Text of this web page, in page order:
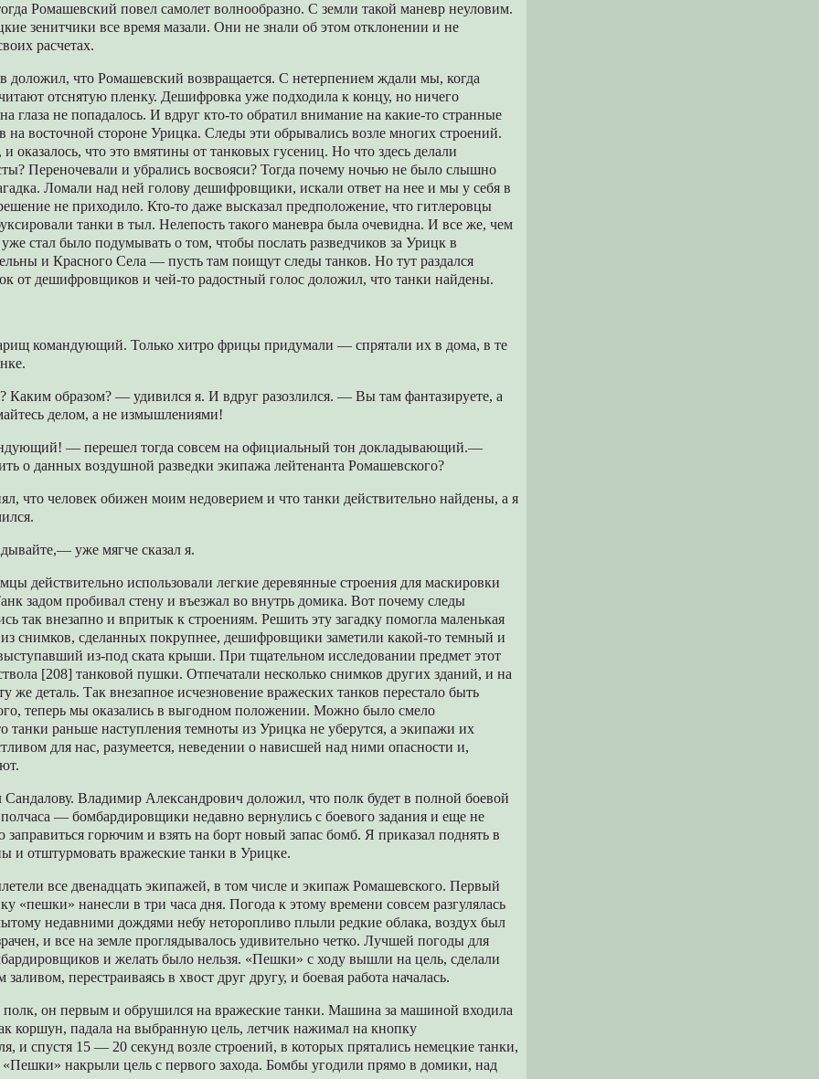
Ромашевский повел самолет волнообразно. С земли такой маневр неуловим.
зенитчики все время мазали. Они не знали об этом отклонении и не
расчетах.
доложил, что Ромашевский возвращается. С нетерпением ждали мы, когда
отснятую пленку. Дешифровка уже подходила к концу, но ничего
глаза не попадалось. И вдруг кто-то обратил внимание на какие-то странные
на восточной стороне Урицка. Следы эти обрывались возле многих строений.
и оказалось, что это вмятины от танковых гусениц. Но что здесь делали
Переночевали и убрались восвояси? Тогда почему ночью не было слышно
Ломали над ней голову дешифровщики, искали ответ на нее и мы у себя в
не приходило. Кто-то даже высказал предположение, что гитлеровцы
танки в тыл. Нелепость такого маневра была очевидна. И все же, чем
стал было подумывать о том, чтобы послать разведчиков за Урицк в
и Красного Села — пусть там поищут следы танков. Но тут раздался
от дешифровщиков и чей-то радостный голос доложил, что танки найдены.
командующий. Только хитро фрицы придумали — спрятали их в дома, в те
Каким образом? — удивился я. И вдруг разозлился. — Вы там фантазируете, а
делом, а не измышлениями!
— перешел тогда совсем на официальный тон докладывающий.—
о данных воздушной разведки экипажа лейтенанта Ромашевского?
что человек обижен моим недоверием и что танки действительно найдены, а я
уже мягче сказал я.
действительно использовали легкие деревянные строения для маскировки
задом пробивал стену и въезжал во внутрь домика. Вот почему следы
так внезапно и впритык к строениям. Решить эту загадку помогла маленькая
снимков, сделанных покрупнее, дешифровщики заметили какой-то темный и
из-под ската крыши. При тщательном исследовании предмет этот
[208] танковой пушки. Отпечатали несколько снимков других зданий, и на
же деталь. Так внезапное исчезновение вражеских танков перестало быть
теперь мы оказались в выгодном положении. Можно было смело
танки раньше наступления темноты из Урицка не уберутся, а экипажи их
для нас, разумеется, неведении о нависшей над ними опасности и,
Сандалову. Владимир Александрович доложил, что полк будет в полной боевой
полчаса — бомбардировщики недавно вернулись с боевого задания и еще не
заправиться горючим и взять на борт новый запас бомб. Я приказал поднять в
и отштурмовать вражеские танки в Урицке.
все двенадцать экипажей, в том числе и экипаж Ромашевского. Первый
«пешки» нанесли в три часа дня. Погода к этому времени совсем разгулялась
недавними дождями небу неторопливо плыли редкие облака, воздух был
и все на земле проглядывалось удивительно четко. Лучшей погоды для
и желать было нельзя. «Пешки» с ходу вышли на цель, сделали
перестраиваясь в хвост друг другу, и боевая работа началась.
полк, он первым и обрушился на вражеские танки. Машина за машиной входила
коршун, падала на выбранную цель, летчик нажимал на кнопку
и спустя 15 — 20 секунд возле строений, в которых прятались немецкие танки,
«Пешки» накрыли цель с первого захода. Бомбы угодили прямо в домики, над